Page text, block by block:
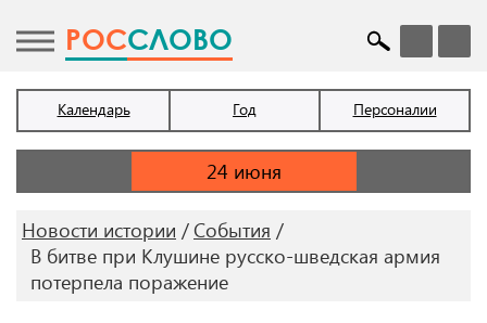
POCСЛОВО
Календарь Год Персоналии
Новости истории
События
В битве при Клушине русско-шведская армия
потерпела поражение